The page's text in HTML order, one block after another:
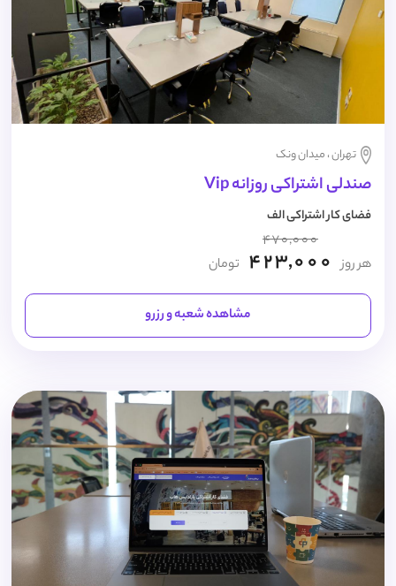
تهران ، میدان ونک
صندلی اشتراکی روزانه Vip
فضای کار اشتراکی الف
هر روز
470,000
423,000 تومان
مشاهده شعبه و رزرو